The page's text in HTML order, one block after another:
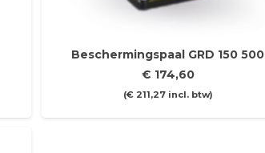
Beschermingspaal GRD 150 500
€ 174,60
(€211,27incl. btw)